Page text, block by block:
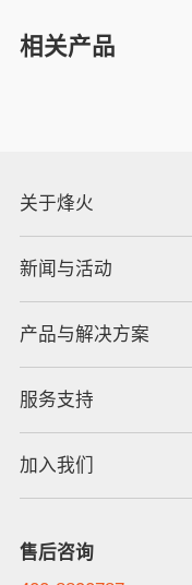
相关产品
关于烽火
新闻与活动
产品与解决方案
服务支持
加入我们
售后咨询